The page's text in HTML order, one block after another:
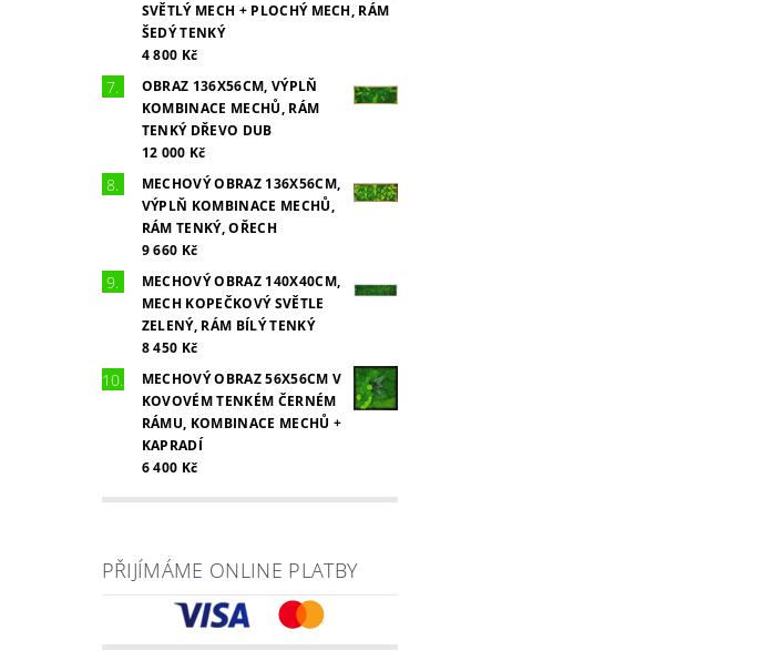
SVĚTLÝ MECH + PLOCHÝ MECH, RÁM
ŠEDÝ TENKÝ
4 800 Kč
OBRAZ 136X56CM, VÝPLŇ
KOMBINACE MECHŮ, RÁM
TENKÝ DŘEVO DUB
12 000 Kč
MECHOVÝ OBRAZ 136X56CM,
VÝPLŇ KOMBINACE MECHŮ,
RÁM TENKÝ, OŘECH
9 660 Kč
MECHOVÝ OBRAZ 140X40CM,
MECH KOPEČKOVÝ SVĚTLE
ZELENÝ, RÁM BÍLÝ TENKÝ
8 450 Kč
MECHOVÝ OBRAZ 56X56CM V
KOVOVÉM TENKÉM ČERNÉM
RÁMU, KOMBINACE MECHŮ +
KAPRADÍ
6 400 Kč
PŘIJÍMÁME ONLINE PLATBY